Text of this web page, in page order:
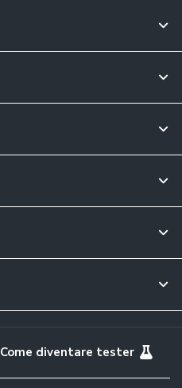
Come diventare tester